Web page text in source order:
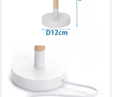
Schreibtischlampe
Tischleuchte mit Grauem
Stoffschirm und Metallfuß mit